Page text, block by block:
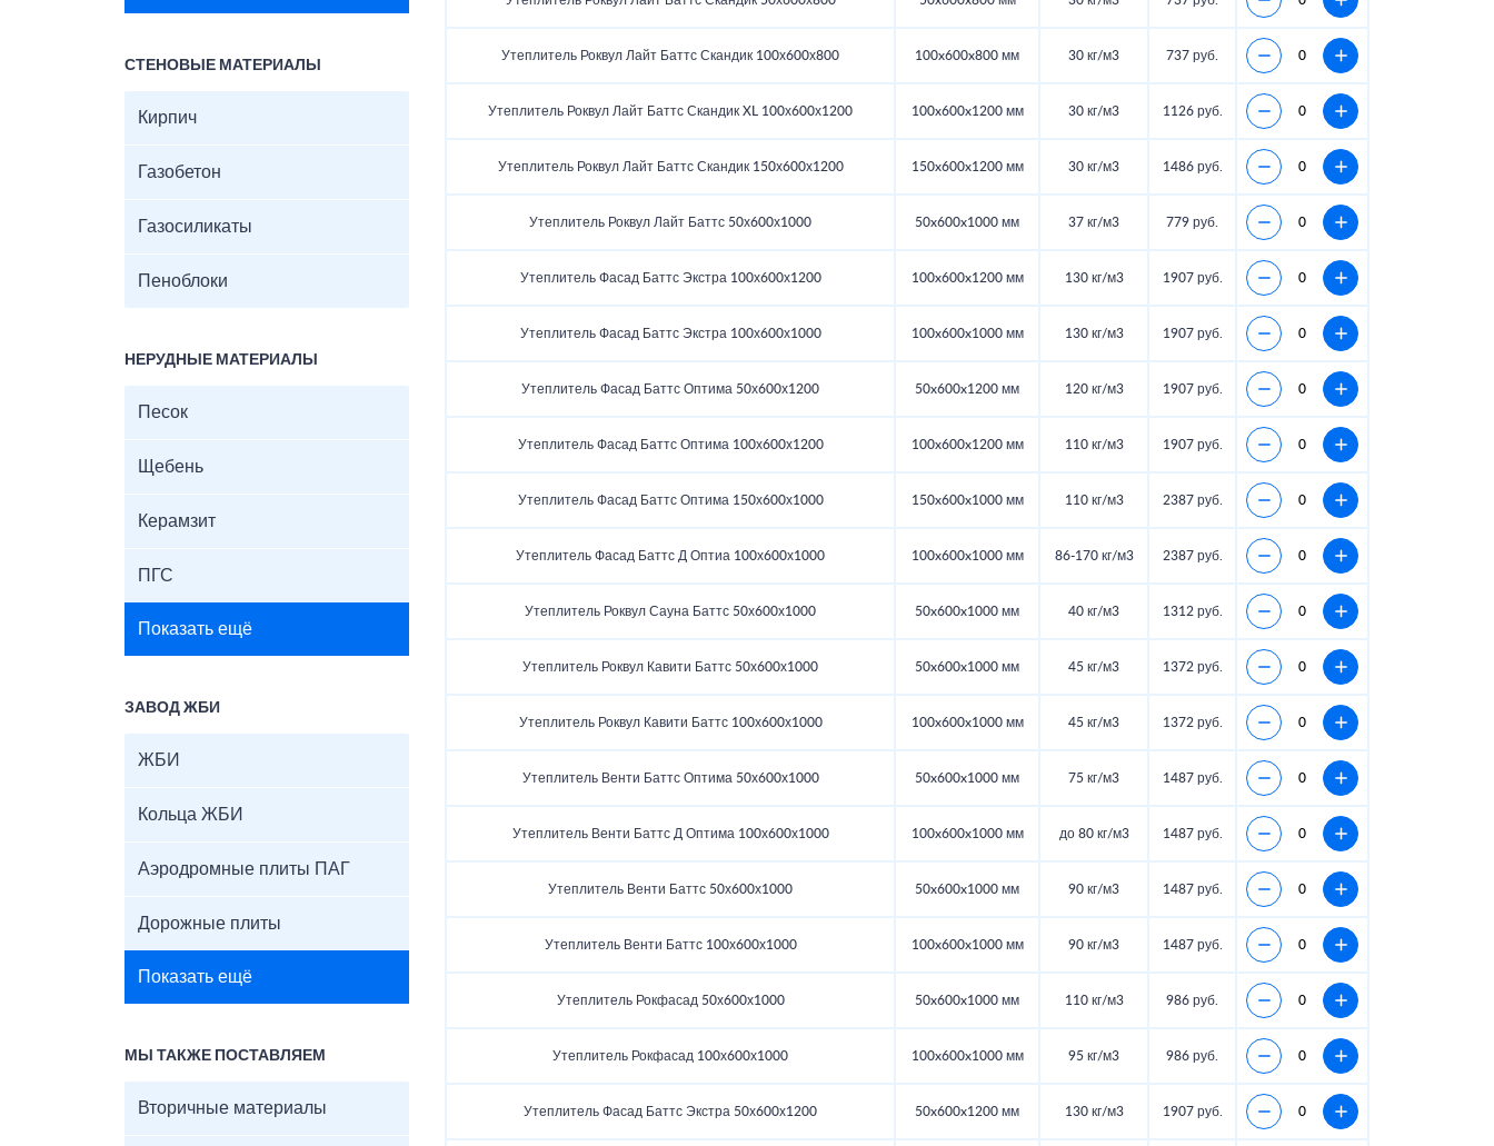
СТЕНОВЫЕ МАТЕРИАЛЫ
Кирпич
Газобетон
Газосиликаты
Пеноблоки
НЕРУДНЫЕ МАТЕРИАЛЫ
Песок
Щебень
Керамзит
ПГС
Показать ещё
ЗАВОД ЖБИ
ЖБИ
Кольца ЖБИ
Аэродромные плиты ПАГ
Дорожные плиты
Показать ещё
МЫ ТАКЖЕ ПОСТАВЛЯЕМ
Вторичные материалы
Утеплитель Роквул Лайт Баттс Скандик 100х600х800 100x600x800 мм 30 кг/м3 737 руб.
Утеплитель Роквул Лайт Баттс Скандик XL 100х600х1200 100x600x1200 мм 30 кг/м3 1126 руб.
Утеплитель Роквул Лайт Баттс Скандик 150х600х1200 150x600x1200 мм 30 кг/м3 1486 руб.
Утеплитель Роквул Лайт Баттс 50х600х1000 50x600x1000 мм 37 кг/м3 779 руб.
Утеплитель Фасад Баттс Экстра 100х600х1200 100x600x1200 мм 130 кг/м3 1907 руб.
Утеплитель Фасад Баттс Экстра 100х600х1000 100x600x1000 мм 130 кг/м3 1907 руб.
Утеплитель Фасад Баттс Оптима 50х600х1200 50x600x1200 мм 120 кг/м3 1907 руб.
Утеплитель Фасад Баттс Оптима 100х600х1200 100x600x1200 мм 110 кг/м3 1907 руб.
Утеплитель Фасад Баттс Оптима 150х600х1000 150x600x1000 мм 110 кг/м3 2387 руб.
Утеплитель Фасад Баттс Д Оптиа 100х600х1000 100x600x1000 мм 86-170 кг/м3 2387 руб.
Утеплитель Роквул Сауна Баттс 50х600х1000 50x600x1000 мм 40 кг/м3 1312 руб.
Утеплитель Роквул Кавити Баттс 50х600х1000 50x600x1000 мм 45 кг/м3 1372 руб.
Утеплитель Роквул Кавити Баттс 100х600х1000 100x600x1000 мм 45 кг/м3 1372 руб.
Утеплитель Венти Баттс Оптима 50х600х1000 50x600x1000 мм 75 кг/м3 1487 руб.
Утеплитель Венти Баттс Д Оптима 100х600х1000 100x600x1000 мм до 80 кг/м3 1487 руб.
Утеплитель Венти Баттс 50х600х1000 50x600x1000 мм 90 кг/м3 1487 руб.
Утеплитель Венти Баттс 100х600х1000 100x600x1000 мм 90 кг/м3 1487 руб.
Утеплитель Рокфасад 50х600х1000 50x600x1000 мм 110 кг/м3 986 руб.
Утеплитель Рокфасад 100х600х1000 100x600x1000 мм 95 кг/м3 986 руб.
Утеплитель Фасад Баттс Экстра 50х600х1200 50x600x1200 мм 130 кг/м3 1907 руб.